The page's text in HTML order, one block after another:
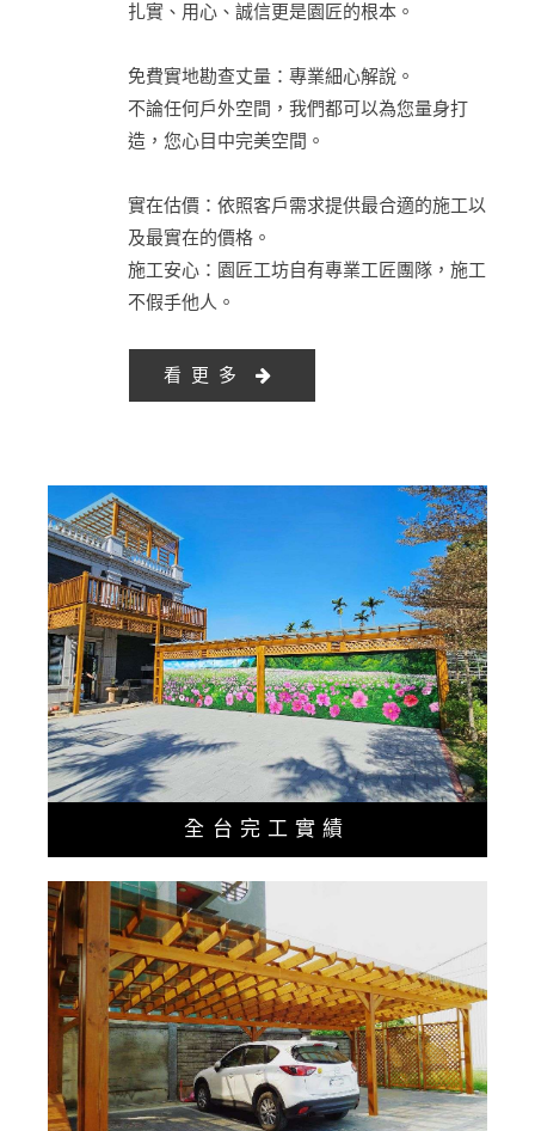
扎實、用心、誠信更是園匠的根本。
免費實地勘查丈量：專業細心解說。
不論任何戶外空間，我們都可以為您量身打
造，您心目中完美空間。
實在估價：依照客戶需求提供最合適的施工以
及最實在的價格。
施工安心：園匠工坊自有專業工匠團隊，施工
不假手他人。
看更多
全台完工實績